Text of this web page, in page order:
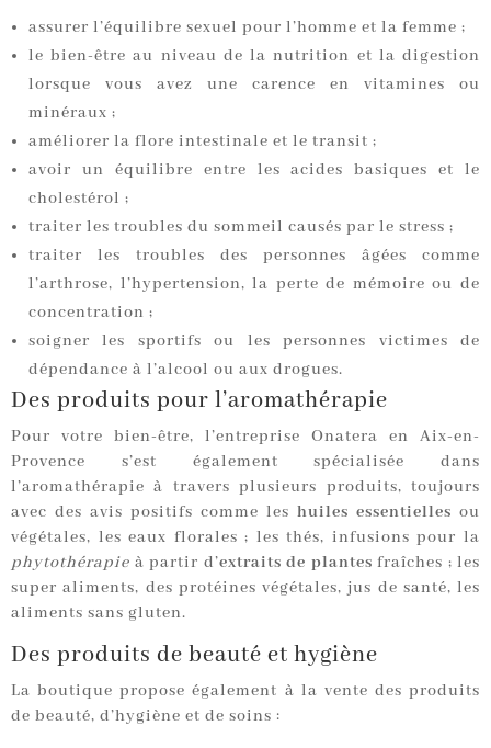
assurer l’équilibre sexuel pour l’homme et la femme ;
le bien-être au niveau de la nutrition et la digestion
lorsque vous avez une carence en vitamines ou
minéraux ;
améliorer la flore intestinale et le transit ;
avoir un équilibre entre les acides basiques et le
cholestérol ;
traiter les troubles du sommeil causés par le stress ;
traiter les troubles des personnes âgées comme
l’arthrose, l’hypertension, la perte de mémoire ou de
concentration ;
soigner les sportifs ou les personnes victimes de
dépendance à l’alcool ou aux drogues.
Des produits pour l’aromathérapie
Pour votre bien-être, l’entreprise Onatera en Aix-en-
Provence s’est également spécialisée dans
l’aromathérapie à travers plusieurs produits, toujours
avec des avis positifs comme les huiles essentielles ou
végétales, les eaux florales ; les thés, infusions pour la
phytothérapie à partir d’extraits de plantes fraîches ; les
super aliments, des protéines végétales, jus de santé, les
aliments sans gluten.
Des produits de beauté et hygiène
La boutique propose également à la vente des produits
de beauté, d’hygiène et de soins :